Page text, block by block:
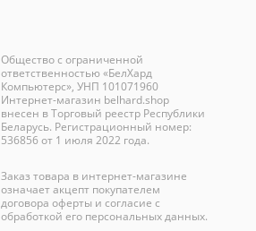
Общество с ограниченной
ответственностью «БелХард
Компьютерс», УНП 101071960
Интернет-магазин belhard.shop
внесен в Торговый реестр Республики
Беларусь. Регистрационный номер:
536856 от 1 июля 2022 года.
Заказ товара в интернет-магазине
означает акцепт покупателем
договора оферты и согласие с
обработкой его персональных данных.